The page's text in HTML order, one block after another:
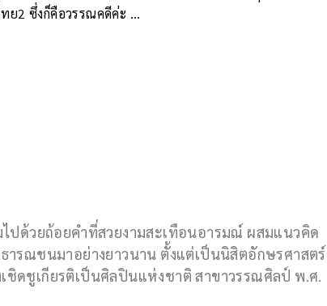
ย2 ซึ่งก็คือวรรณคดีค่ะ …
ปด้วยถ้อยคำที่สวยงามสะเทือนอารมณ์ ผสมแนวคิด
ารณชนมาอย่างยาวนาน ตั้งแต่เป็นนิสิตอักษรศาสตร์
ชิดชูเกียรติเป็นศิลปินแห่งชาติ สาขาวรรณศิลป์ พ.ศ.